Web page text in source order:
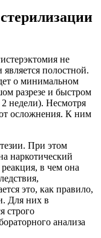
не
полостной.
о минимальном
разрезе и быстром
недели). Несмотря
осложнения. К ним
При этом
наркотический
в чем она
это, как правило,
Для них в
строго
анализа